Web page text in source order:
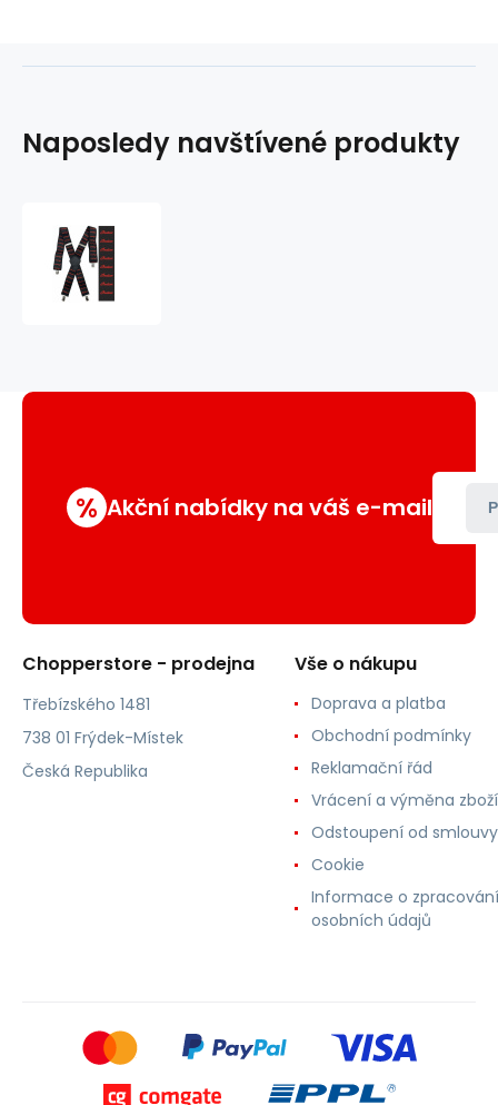
Naposledy navštívené produkty
% Akční nabídky na váš e-mail
Chopperstore - prodejna
Třebízského 1481
738 01 Frýdek-Místek
Česká Republika
Vše o nákupu
Doprava a platba
Obchodní podmínky
Reklamační řád
Vrácení a výměna zboží
Odstoupení od smlouvy
Cookie
Informace o zpracování
osobních údajů